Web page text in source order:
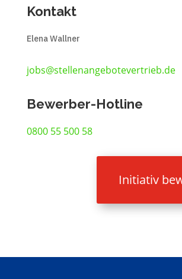
Kontakt
Elena Wallner
jobs@stellenangebotevertrieb.de
Bewerber-Hotline
0800 55 500 58
Initiativ